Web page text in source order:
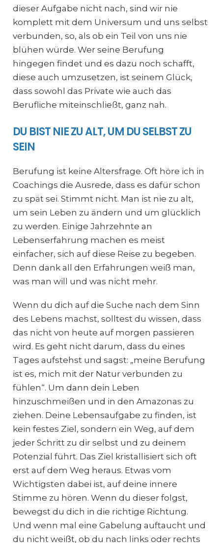
dieser Aufgabe nicht nach, sind wir nie
komplett mit dem Universum und uns selbst
verbunden, so, als ob ein Teil von uns nie
blühen würde. Wer seine Berufung
hingegen findet und es dazu noch schafft,
diese auch umzusetzen, ist seinem Glück,
dass sowohl das Private wie auch das
Berufliche miteinschließt, ganz nah.
DU BIST NIE ZU ALT, UM DU SELBST ZU
SEIN
Berufung ist keine Altersfrage. Oft höre ich in
Coachings die Ausrede, dass es dafür schon
zu spät sei. Stimmt nicht. Man ist nie zu alt,
um sein Leben zu ändern und um glücklich
zu werden. Einige Jahrzehnte an
Lebenserfahrung machen es meist
einfacher, sich auf diese Reise zu begeben.
Denn dank all den Erfahrungen weiß man,
was man will und was nicht mehr.
Wenn du dich auf die Suche nach dem Sinn
des Lebens machst, solltest du wissen, dass
das nicht von heute auf morgen passieren
wird. Es geht nicht darum, dass du eines
Tages aufstehst und sagst: „meine Berufung
ist es, mich mit der Natur verbunden zu
fühlen“. Um dann dein Leben
hinzuschmeißen und in den Amazonas zu
ziehen. Deine Lebensaufgabe zu finden, ist
kein festes Ziel, sondern ein Weg, auf dem
jeder Schritt zu dir selbst und zu deinem
Potenzial führt. Das Ziel kristallisiert sich oft
erst auf dem Weg heraus. Etwas vom
Wichtigsten dabei ist, auf deine innere
Stimme zu hören. Wenn du dieser folgst,
bewegst du dich in die richtige Richtung.
Und wenn mal eine Gabelung auftaucht und
du nicht weißt, ob du nach links oder rechts